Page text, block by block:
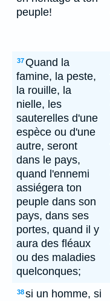
peuple!
37Quand la
famine, la peste,
la rouille, la
nielle, les
sauterelles d'une
espèce ou d'une
autre, seront
dans le pays,
quand l'ennemi
assiégera ton
peuple dans son
pays, dans ses
portes, quand il y
aura des fléaux
ou des maladies
quelconques;
38si un homme, si